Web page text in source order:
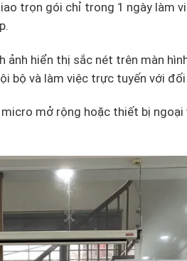
trọn gói chỉ trong 1 ngày làm
ảnh hiển thị sắc nét trên màn
bộ và làm việc trực tuyến với
mở rộng hoặc thiết bị